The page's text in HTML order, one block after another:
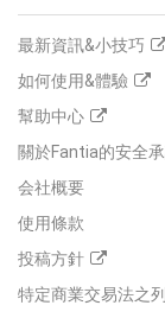
最新資訊&小技巧
如何使用&體驗
幫助中心
關於Fantia的安全
会社概要
使用條款
投稿方針
特定商業交易法之